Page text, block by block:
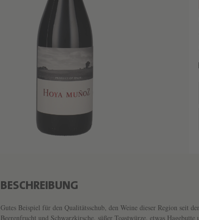
BESCHREIBUNG
Gutes Beispiel für den Qualitätsschub, den Weine dieser Region seit
Beerenfrucht und Schwarzkirsche, süßer Toastwürze, etwas